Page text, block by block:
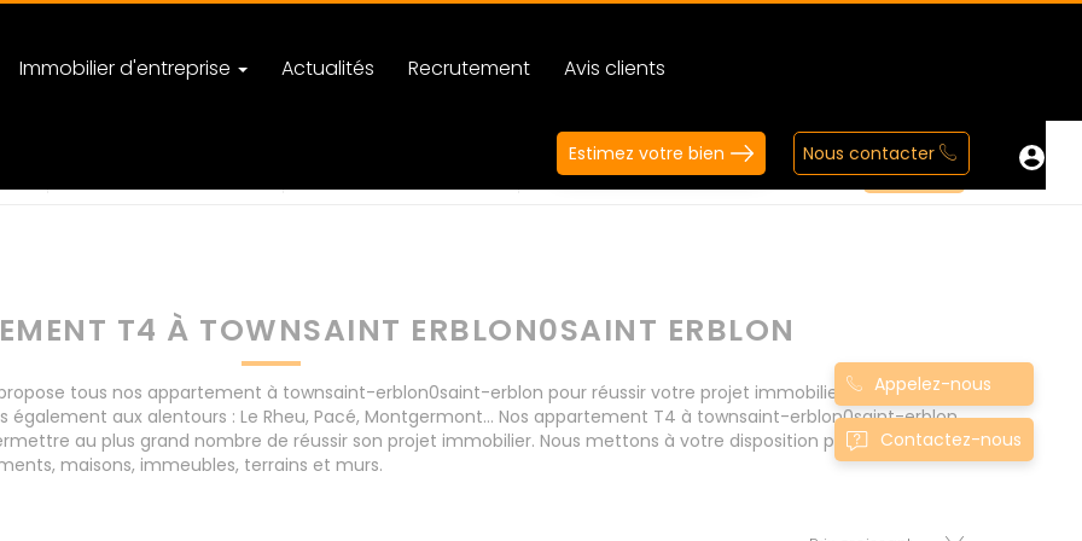
Immobilier d'entreprise Actualités Recrutement Avis clients
Estimez votre bien Nous contacter
T4 À TOWNSAINT ERBLON0SAINT ERBLON
tous nos appartement à townsaint-erblon0saint-erblon pour réussir votre projet immobilier d' achat.
également aux alentours : Le Rheu, Pacé, Montgermont... Nos appartement T4 à townsaint-erblon0saint-erblon
au plus grand nombre de réussir son projet immobilier. Nous mettons à votre disposition parkings,
maisons, immeubles, terrains et murs.
Appelez-nous
Contactez-nous